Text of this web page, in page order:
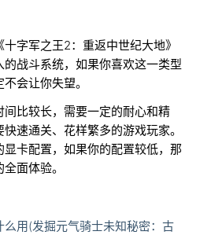
字军之王2：重返中世纪大地》
战斗系统，如果你喜欢这一类型
会让你失望。
比较长，需要一定的耐心和精
速通关、花样繁多的游戏玩家。
卡配置，如果你的配置较低，那
面体验。
用(发掘元气骑士未知秘密：古